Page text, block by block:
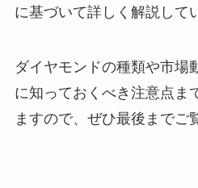
に基づいて詳しく解説して
ダイヤモンドの種類や市場
に知っておくべき注意点ま
ますので、ぜひ最後までご